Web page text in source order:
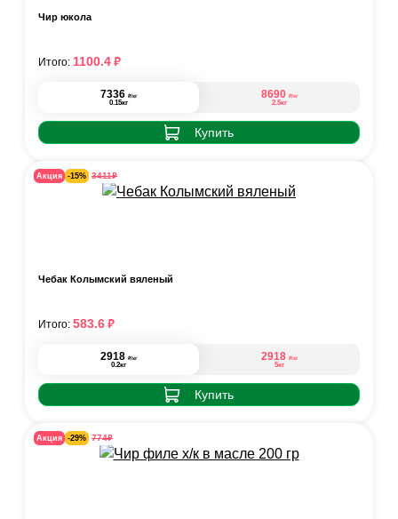
Чир юкола
7336 ₽/кг
0.15кг
8690 ₽/кг
2.5кг
Купить
Итого: 1100.4₽
Акция -15% 3411₽
Чебак Колымский вяленый
2918 ₽/кг
0.2кг
2918 ₽/кг
5кг
Купить
Итого: 583.6₽
Акция -29% 774₽